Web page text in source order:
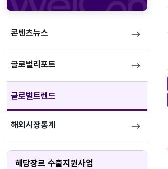
콘텐츠뉴스
글로벌리포트
글로벌트렌드
해외시장통계
해당장르 수출지원사업